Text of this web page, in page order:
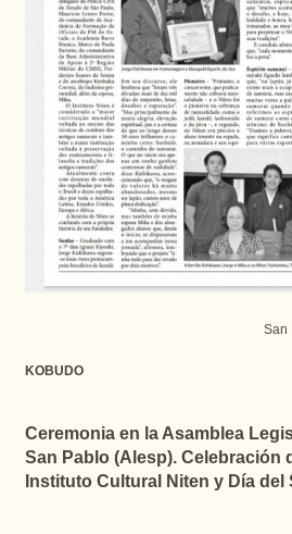
San
KOBUDO
Ceremonia en la Asamblea
San Pablo (Alesp). Celebración
Instituto Cultural Niten y Día del